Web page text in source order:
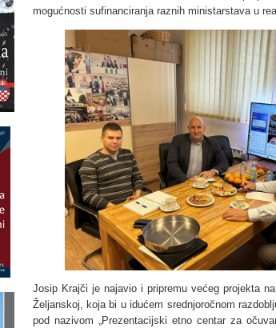
mogućnosti sufinanciranja raznih ministarstava u
Josip Krajči je najavio i pripremu većeg projekta
Željanskoj, koja bi u idućem srednjoročnom
pod nazivom „Prezentacijski etno centar za